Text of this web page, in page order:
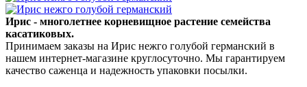
Ирис - многолетнее корневищное растение семейства
касатиковых.
Принимаем заказы на Ирис нежго голубой германский в
нашем интернет-магазине круглосуточно. Мы гарантируем
качество саженца и надежность упаковки посылки.